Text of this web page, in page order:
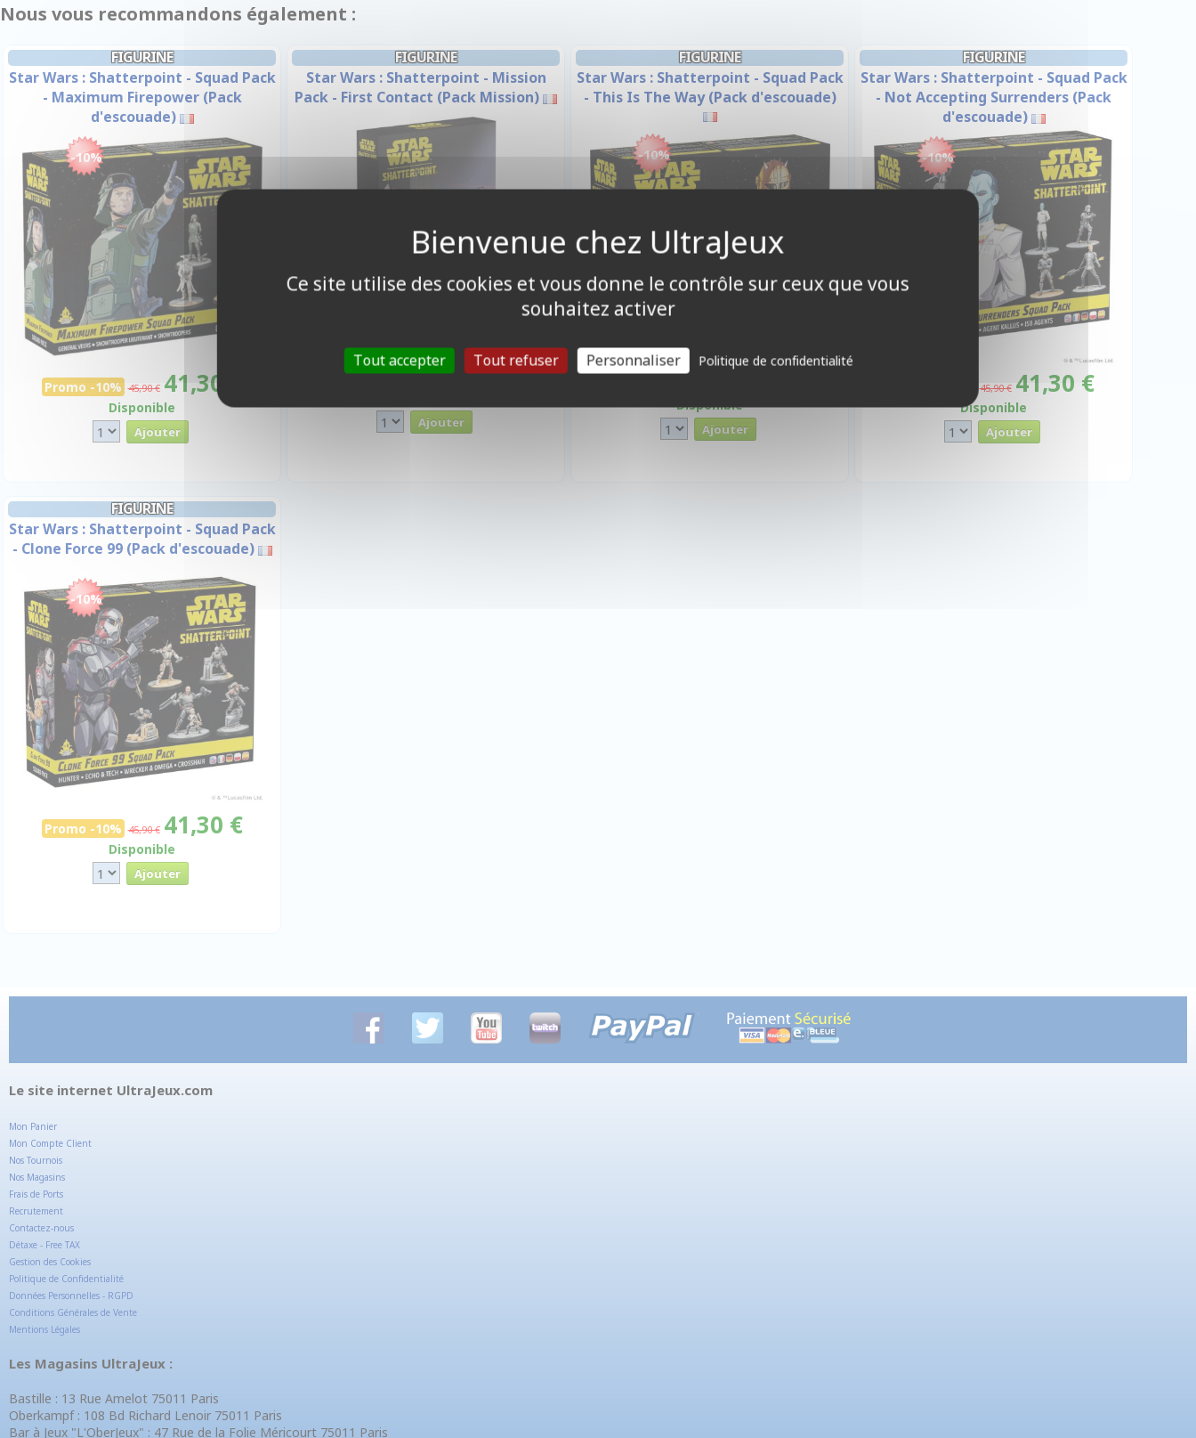
Nous vous recommandons également :
FIGURINE
Star Wars : Shatterpoint - Squad Pack
- Maximum Firepower (Pack
d'escouade)
-10%
Promo -10% 45,90 € 41,30 €
Disponible
FIGURINE
Star Wars : Shatterpoint - Mission
Pack - First Contact (Pack Mission)
12,90 €
FIGURINE
Star Wars : Shatterpoint - Squad Pack
- This Is The Way (Pack d'escouade)
-10%
41,30 €
Disponible
FIGURINE
Star Wars : Shatterpoint - Squad Pack
- Not Accepting Surrenders (Pack
d'escouade)
-10%
45,90 € 41,30 €
Disponible
FIGURINE
Star Wars : Shatterpoint - Squad Pack
- Clone Force 99 (Pack d'escouade)
-10%
Promo -10% 45,90 € 41,30 €
Disponible
Le site internet UltraJeux.com
Mon Panier
Mon Compte Client
Nos Tournois
Nos Magasins
Frais de Ports
Recrutement
Contactez-nous
Détaxe - Free TAX
Gestion des Cookies
Politique de Confidentialité
Données Personnelles - RGPD
Conditions Générales de Vente
Mentions Légales
Les Magasins UltraJeux :
Bastille : 13 Rue Amelot 75011 Paris
Oberkampf : 108 Bd Richard Lenoir 75011 Paris
Bar à Jeux "L'OberJeux" : 47 Rue de la Folie Méricourt 75011 Paris
Ce site utilise des cookies et vous donne le contrôle sur ceux que vous
souhaitez activer
Tout accepter Tout refuser Personnaliser Politique de confidentialité